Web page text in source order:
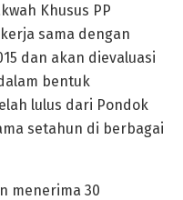
Khusus PP
sama dengan
dan akan dievaluasi
bentuk
lulus dari Pondok
setahun di berbagai
menerima 30